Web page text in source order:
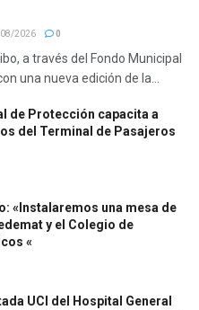
2026 0
a través del Fondo Municipal
una nueva edición de la...
de Protección capacita a
del Terminal de Pasajeros
«Instalaremos una mesa de
y el Colegio de
«
UCI del Hospital General